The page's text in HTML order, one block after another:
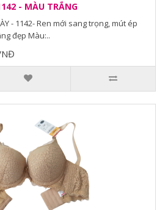
- MÀU TRẮNG
- 1142- Ren mới sang trọng, mút ép
đẹp Màu:..